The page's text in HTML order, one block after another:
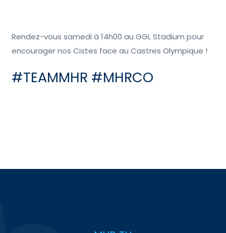
Rendez-vous samedi à 14h00 au GGL Stadium pour
encourager nos Cistes face au Castres Olympique !
#TEAMMHR #MHRCO